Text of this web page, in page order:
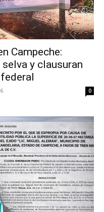
Campeche:
y clausuran
0